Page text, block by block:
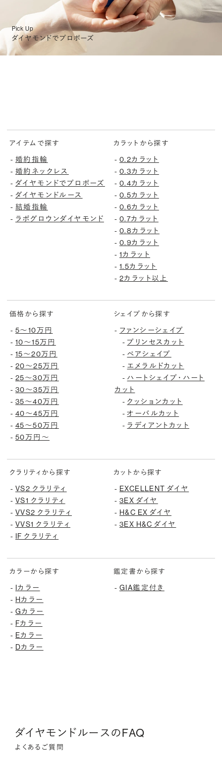
Pick Up
ダイヤモンドでプロポーズ
アイテムで探す
- 婚約指輪
- 婚約ネックレス
- ダイヤモンドでプロポーズ
- ダイヤモンドルース
- 結婚指輪
- ラボグロウンダイヤモンド
カラットから探す
- 0.2カラット
- 0.3カラット
- 0.4カラット
- 0.5カラット
- 0.6カラット
- 0.7カラット
- 0.8カラット
- 0.9カラット
- 1カラット
- 1.5カラット
- 2カラット以上
価格から探す
- 5〜10万円
- 10〜15万円
- 15〜20万円
- 20〜25万円
- 25〜30万円
- 30〜35万円
- 35〜40万円
- 40〜45万円
- 45〜50万円
- 50万円〜
シェイプから探す
- ファンシーシェイプ
- プリンセスカット
- ペアシェイプ
- エメラルドカット
- ハートシェイプ・ハート
カット
- クッションカット
-オーバルカット
- ラディアントカット
クラリティから探す
- VS2 クラリティ
- VS1 クラリティ
- VVS2 クラリティ
- VVS1 クラリティ
-
IF クラリティ
カットから探す
- EXCELLENT ダイヤ
- 3EX ダイヤ
- H&C EX ダイヤ
- 3EX H&C ダイヤ
カラーから探す
-
Iカラー
- Hカラー
- Gカラー
- Fカラー
- Eカラー
- Dカラー
鑑定書から探す
- GIA鑑定付き
ダイヤモンドルースのFAQ
よくあるご質問